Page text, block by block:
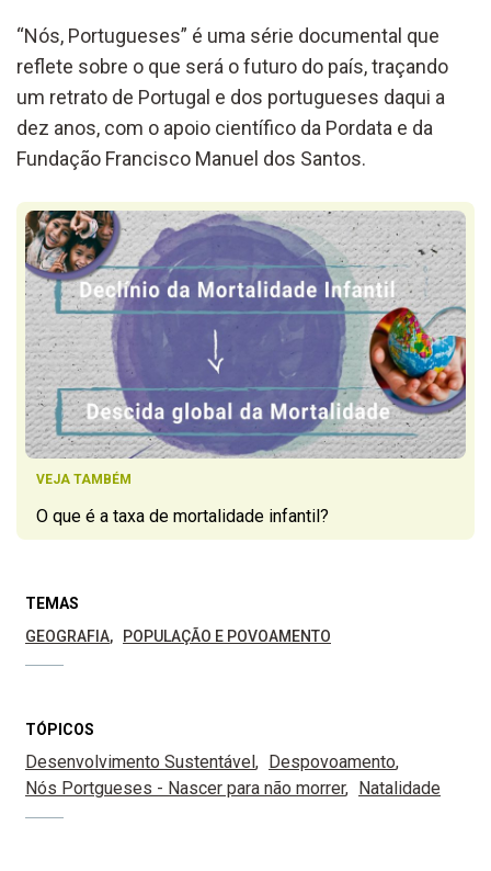
“Nós, Portugueses” é uma série documental que
reflete sobre o que será o futuro do país, traçando
um retrato de Portugal e dos portugueses daqui a
dez anos, com o apoio científico da Pordata e da
Fundação Francisco Manuel dos Santos.
VEJA TAMBÉM
O que é a taxa de mortalidade infantil?
TEMAS
GEOGRAFIA
POPULAÇÃO E POVOAMENTO
TÓPICOS
Desenvolvimento Sustentável
Despovoamento
Nós Portgueses - Nascer para não morrer
Natalidade